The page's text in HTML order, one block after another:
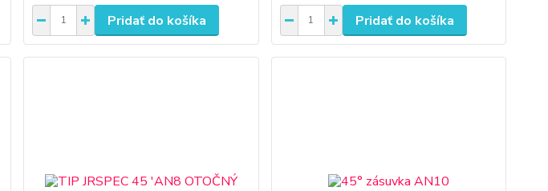
Pridať do košíka Pridať do košíka